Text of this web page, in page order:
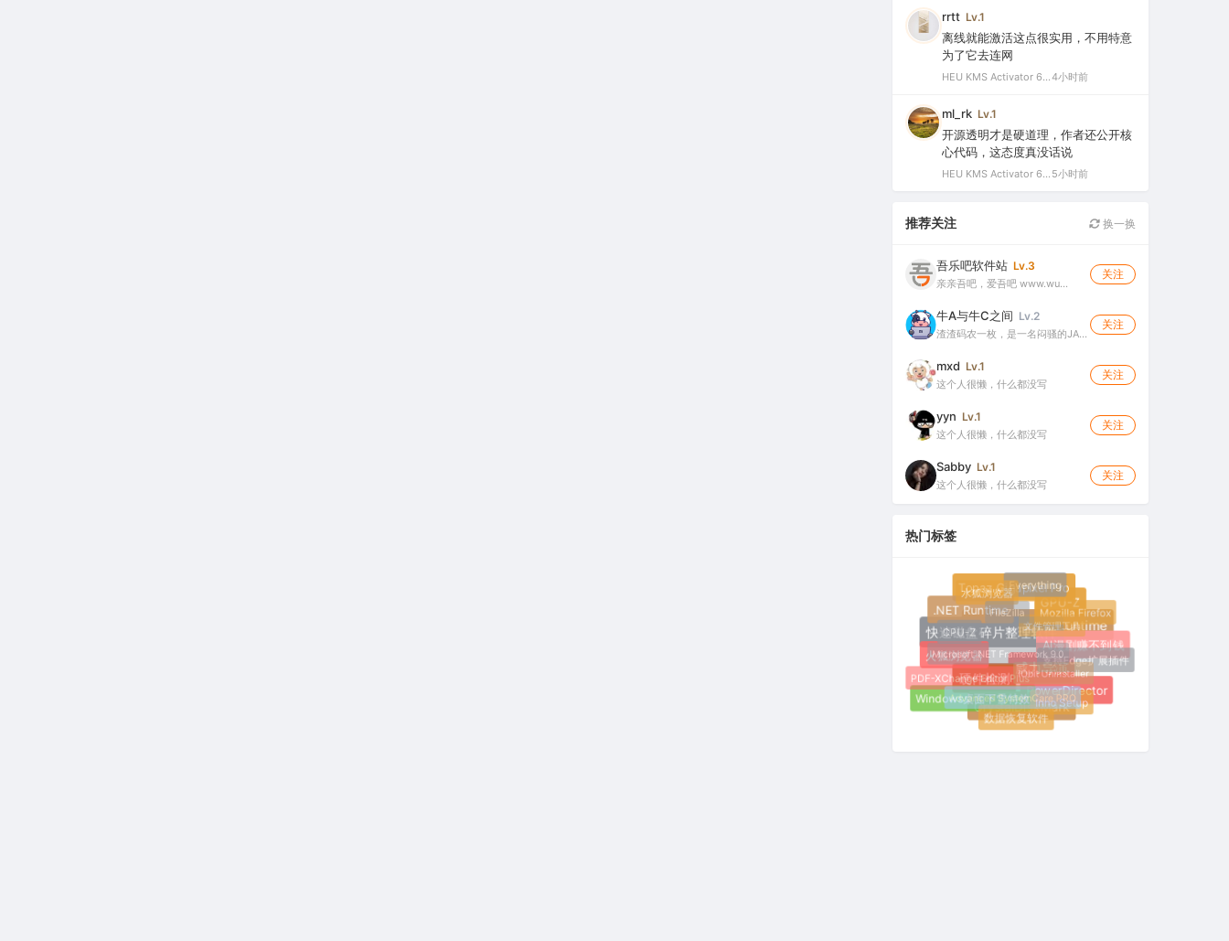
rrtt Lv.1
离线就能激活这点很实用，不用特意
为了它去连网
HEU KMS Activator 64.0 简体中文版（支持激活最新版Windows/Office离线永久激活）4小时前
ml_rk Lv.1
开源透明才是硬道理，作者还公开核
心代码，这态度真没话说
HEU KMS Activator 64.0 简体中文版（支持激活最新版Windows/Office离线永久激活） 5小时前
推荐关注 换一换
吾乐吧软件站 Lv.3
亲亲吾吧，爱吾吧 www.wu…
关注
牛A与牛C之间 Lv.2
渣渣码农一枚，是一名闷骚的JA…
关注
mxd Lv.1
这个人很懒，什么都没写
关注
yyn Lv.1
这个人很懒，什么都没写
关注
Sabby Lv.1
这个人很懒，什么都没写
关注
热门标签
威力导演
.NET Desktop Runtime
快速磁盘碎片整理软件
硬件检测
CrystalDiskMark
PowerDirector
AI漫剧赚不到钱
GPU-Z
Topaz Gigapixel Pro
.NET Runtime
火狐浏览器
Windows桌面下雪特效
数据恢复软件
Inno Setup
支持Edge扩展插件
Mozilla Firefox
Everything
水狐浏览器
CPU-Z
PDF-XChange Editor Plus
Advanced SystemCare PRO
IObit Uninstaller
文件管理工具
FileZilla
Microsoft .NET Framework 9.0